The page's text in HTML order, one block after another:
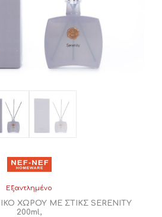
Εξαντλημένο
ΧΩΡΟΥ ΜΕ ΣΤΙΚΣ SERENITY
200ml,